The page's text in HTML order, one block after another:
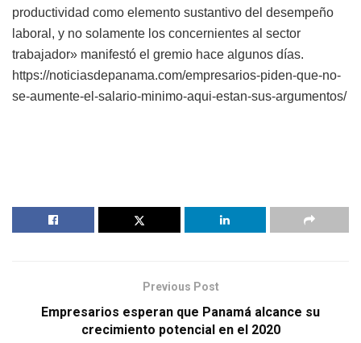
productividad como elemento sustantivo del desempeño
laboral, y no solamente los concernientes al sector
trabajador» manifestó el gremio hace algunos días.
https://noticiasdepanama.com/empresarios-piden-que-no-
se-aumente-el-salario-minimo-aqui-estan-sus-argumentos/
Previous Post
Empresarios esperan que Panamá alcance su
crecimiento potencial en el 2020